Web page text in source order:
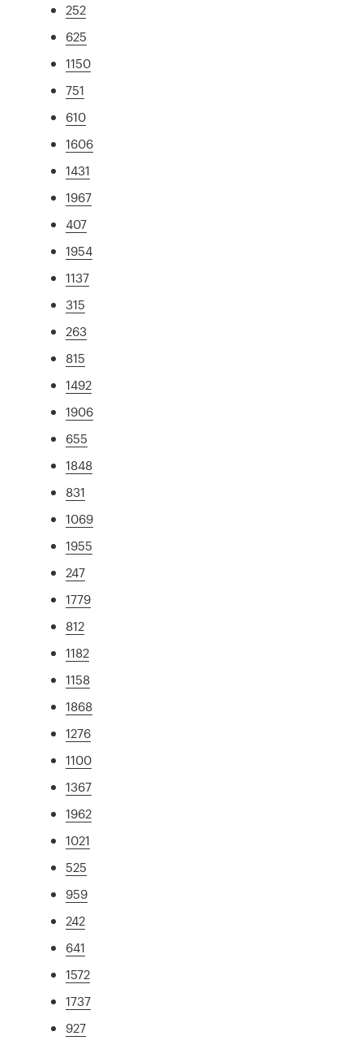
252
625
1150
751
610
1606
1431
1967
407
1954
1137
315
263
815
1492
1906
655
1848
831
1069
1955
247
1779
812
1182
1158
1868
1276
1100
1367
1962
1021
525
959
242
641
1572
1737
927